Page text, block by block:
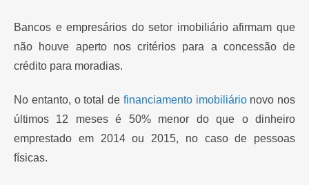
Bancos e empresários do setor imobiliário afirmam que
não houve aperto nos critérios para a concessão de
crédito para moradias.
No entanto, o total de financiamento imobiliárionovo nos
últimos 12 meses é 50% menor do que o dinheiro
emprestado em 2014 ou 2015, no caso de pessoas
físicas.